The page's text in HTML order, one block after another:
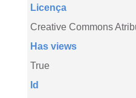
Licença
Creative Commons
Has views
True
Id